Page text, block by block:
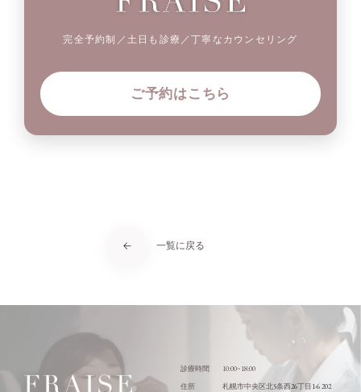
完全予約制／土日も診療／丁寧なカウンセリング
ご予約はこちら
一覧に戻る
診療時間 10:00~18:00
住所 札幌市中央区北5条西26丁目 1-6 202